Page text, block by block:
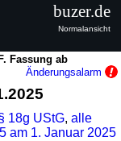
Fassung ab
Änderungsalarm
18g UStG,alle
am 1. Januar 2025
buzer.de
Normalansicht